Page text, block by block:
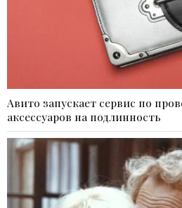
Авито запускает сервис по
аксессуаров на подлинность